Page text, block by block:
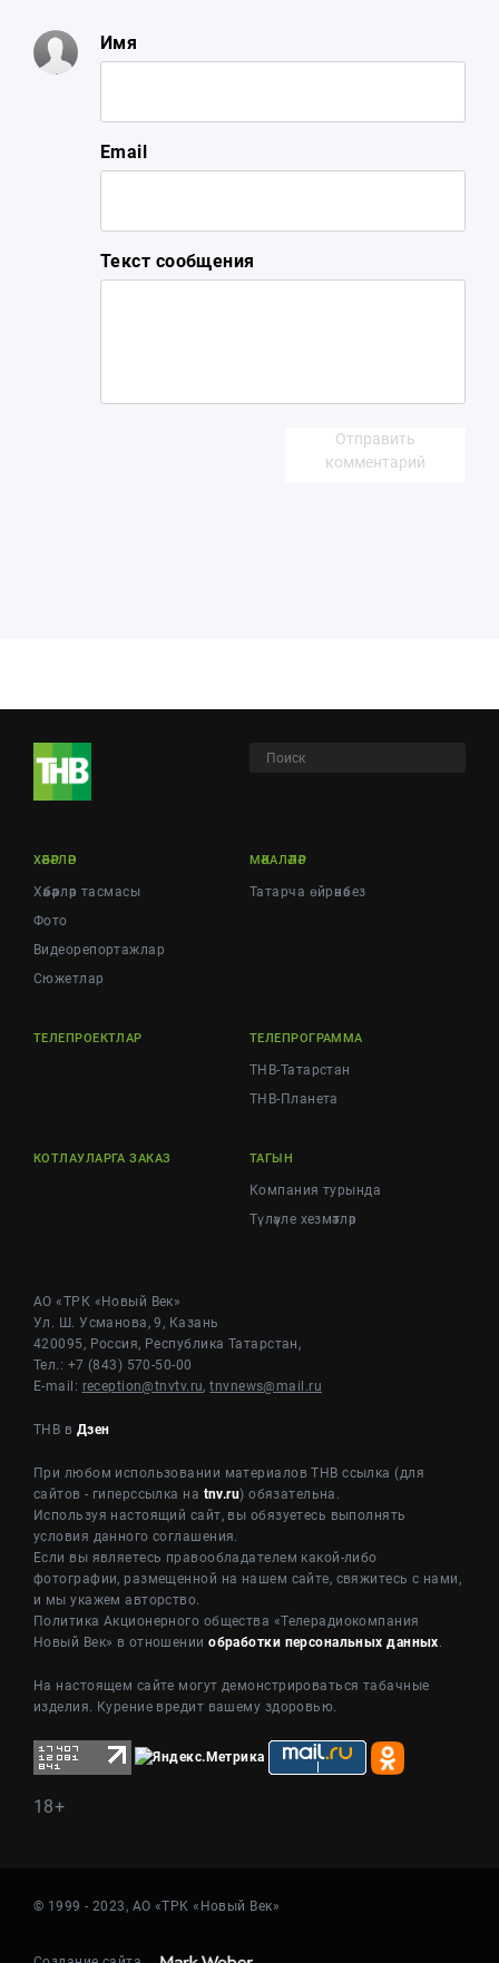
Имя
Email
Текст сообщения
Отправить
комментарий
ХӘБӘРЛӘР
Хәбәрләр тасмасы
Фото
Видеорепортажлар
Cюжетлар
МӘКАЛӘЛӘР
Татарча өйрәнәбез
ТЕЛЕПРОЕКТЛАР ТЕЛЕПРОГРАММА
ТНВ-Татарстан
ТНВ-Планета
КОТЛАУЛАРГА ЗАКАЗ ТАГЫН
Компания турында
Түләүле хезмәтләр
АО «ТРК «Новый Век»
Ул. Ш. Усманова, 9, Казань
420095, Россия, Республика Татарстан,
Тел.: +7 (843) 570-50-00
E-mail: reception@tnvtv.ru,tnvnews@mail.ru
ТНВ в Дзен
При любом использовании материалов ТНВ ссылка (для
сайтов - гиперссылка на tnv.ru) обязательна.
Используя настоящий сайт, вы обязуетесь выполнять
условия данного соглашения.
Если вы являетесь правообладателем какой-либо
фотографии, размещенной на нашем сайте, свяжитесь с нами,
и мы укажем авторство.
Политика Акционерного общества «Телерадиокомпания
Новый Век» в отношенииобработки персональных данных.
На настоящем сайте могут демонстрироваться табачные
изделия. Курение вредит вашему здоровью.
18+
© 1999 - 2023, АО «ТРК «Новый Век»